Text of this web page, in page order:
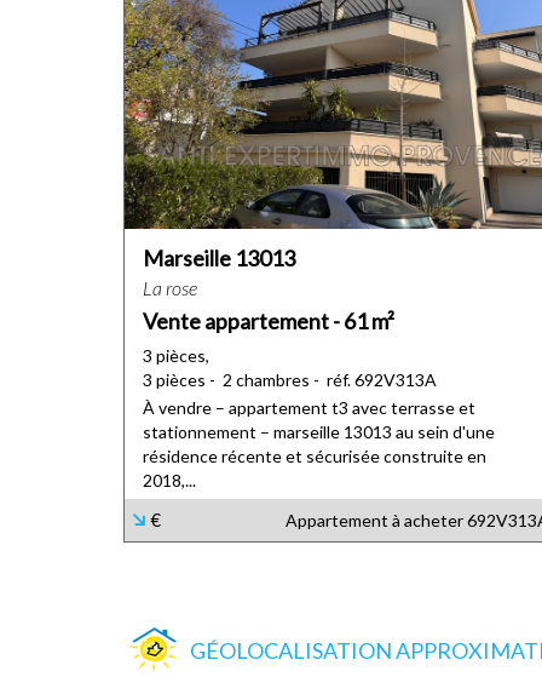
Marseille 13013
La rose
Vente appartement - 61 m²
3 pièces,
3 pièces - 2 chambres - réf. 692V313A
À vendre – appartement t3 avec terrasse et
stationnement – marseille 13013 au sein d'une
résidence récente et sécurisée construite en
2018,...
€ Appartement à acheter
GÉOLOCALISATION